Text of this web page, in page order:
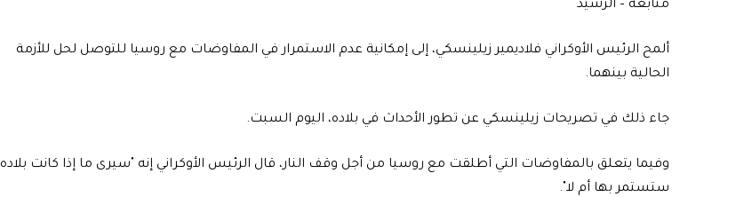
متابعة – الرشيد
ألمح الرئيس الأوكراني فلاديمير زيلينسكي، إلى إمكانية عدم الاستمرار في المفاوضات مع روسيا للتوصل لحل للأزمة
الحالية بينهما.
جاء ذلك في تصريحات زيلينسكي عن تطور الأحداث في بلاده، اليوم السبت.
وفيما يتعلق بالمفاوضات التي أطلقت مع روسيا من أجل وقف النار، قال الرئيس الأوكراني إنه "سيرى ما إذا كانت بلاده
ستستمر بها أم لا".